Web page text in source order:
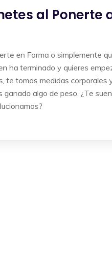
al Ponerte
en Forma o simplemente
ha terminado y quieres
te tomas medidas corporales
algo de peso. ¿Te